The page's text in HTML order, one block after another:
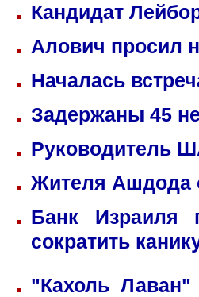
Кандидат
Алович просил
Началась
Задержаны 45
Руководитель
Жителя Ашдода
Банк Израиля
сократить
"Кахоль